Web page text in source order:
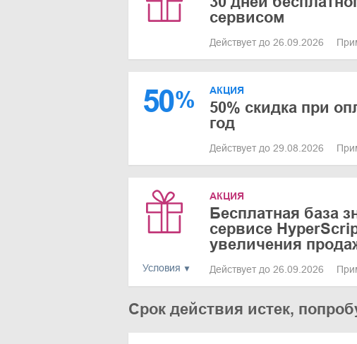
сервисом
Действует до 26.09.2026
50% АКЦИЯ
50% скидка при
год
Действует до 29.08.2026
Условия
АКЦИЯ
Бесплатная база
сервисе
увеличения
Действует до 26.09.2026
Срок действия истек,